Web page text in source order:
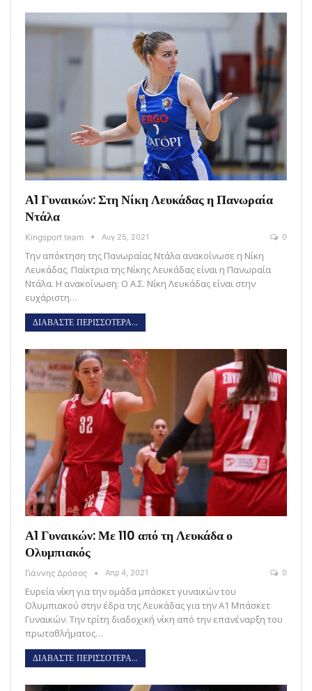
Α1 Γυναικών: Στη Νίκη Λευκάδας η Πανωραία
Ντάλα
Kingsport team Αυγ 25, 2021 0
Την απόκτηση της Πανωραίας Ντάλα ανακοίνωσε η Νίκη
Λευκάδας. Παίκτρια της Νίκης Λευκάδας είναι η Πανωραία
Ντάλα. Η ανακοίνωση: Ο Α.Σ. Νίκη Λευκάδας είναι στην
ευχάριστη…
ΔΙΑΒΑΣΤΕ ΠΕΡΙΣΣΟΤΕΡΑ...
Α1 Γυναικών: Με 110 από τη Λευκάδα ο
Ολυμπιακός
Γιάννης Δρόσος Απρ 4, 2021 0
Ευρεία νίκη για την ομάδα μπάσκετ γυναικών του
Ολυμπιακού στην έδρα της Λευκάδας για την Α1 Μπάσκετ
Γυναικών. Tην τρίτη διαδοχική νίκη από την επανέναρξη του
πρωταθλήματος…
ΔΙΑΒΑΣΤΕ ΠΕΡΙΣΣΟΤΕΡΑ...